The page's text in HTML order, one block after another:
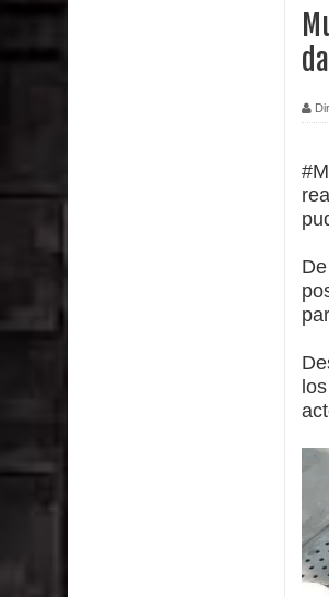
Ballet: La magia de La
GORE Maule figura
Dos internos
Temporal obliga a
Miles llegan a la Plaza